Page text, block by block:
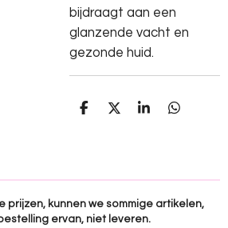
bijdraagt aan een
glanzende vacht en
gezonde huid.
D
D
S
D
prijzen, kunnen we sommige artikelen,
ervan, niet leveren.